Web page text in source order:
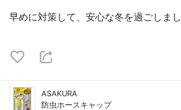
早めに対策して、安心な冬を過ごしま
ASAKURA
防虫ホースキャップ